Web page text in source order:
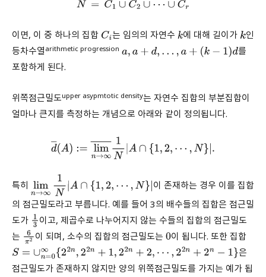
N C1 ∪C2∪ ⋯∪Cr
이면, 이 중 하나의 집합 Ci 는 임의의 자연수 k에 대해 길이가 k인
등차수열 arithmetic progression a,a+ d,…,a + ( k − 1) d
를
포함하게 된다.
위쪽점근밀도upper asypmtotic density는 자연수 집합의 부분집합이
얼마나 큰지를 측정하는 개념으로 아래와 같이 정의됩니다.
d―(A ):=limn→ ∞― 1N|A∩{1,2 ,⋯, N}|
특히 limn →∞1N| A ∩ {1 2, ⋯ N} |
이 존재하는 경우 이를 집합
의 점근밀도라고 부릅니다. 예를 들어 3의 배수들의 집합은 점근밀
도가 13이고, 제곱수로 나누어지지 않는 수들의 집합의 점근밀도
는 6π2
이 되며, 소수의 집합의 점근밀도는 0이 됩니다. 또한 집합
S= ∪n=0∞{22n,2 2n+ 1,2 2n +2,⋯,22n + 2 n −1}
은
점근밀도가 존재하지 않지만 양의 위쪽점근밀도를 가지는 예가 됩